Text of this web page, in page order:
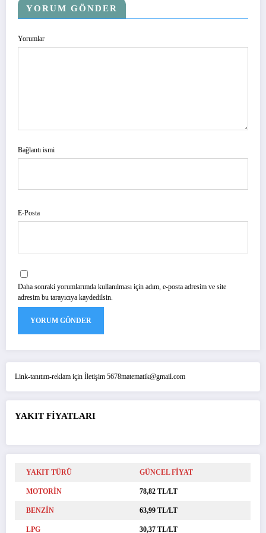
YORUM GÖNDER
Yorumlar
Bağlantı ismi
E-Posta
Daha sonraki yorumlarımda kullanılması için adım, e-posta adresim ve site
adresim bu tarayıcıya kaydedilsin.
Link-tanıtım-reklam için İletişim 5678matematik@gmail.com
YAKIT FİYATLARI
YAKIT TÜRÜ GÜNCEL FİYAT
MOTORİN 78,82 TL/LT
BENZİN 63,99 TL/LT
LPG 30,37 TL/LT